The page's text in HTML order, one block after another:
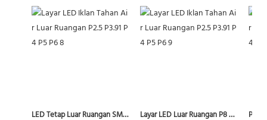
LED Tetap Luar Ruangan SMD P10... Layar LED Luar Ruangan P8 SMD...